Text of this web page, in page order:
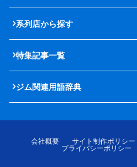
系列店から探す
特集記事一覧
ジム関連用語辞典
会社概要 サイト制作ポリシー
プライバシーポリシー